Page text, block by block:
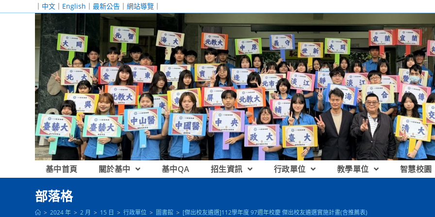
｜ 中文 ｜ English ｜ 最新公告 ｜ 網站導覽 ｜
基中首頁 關於基中 基中QA 招生資訊 行政單位 教學單位 智慧校園
部落格
> 2024 年 > 2 月 > 15 日 > 行政單位 > 圖書館 > [傑出校友遴選]112學年度 97週年校慶 傑出校友遴選實施計畫(含推薦表)